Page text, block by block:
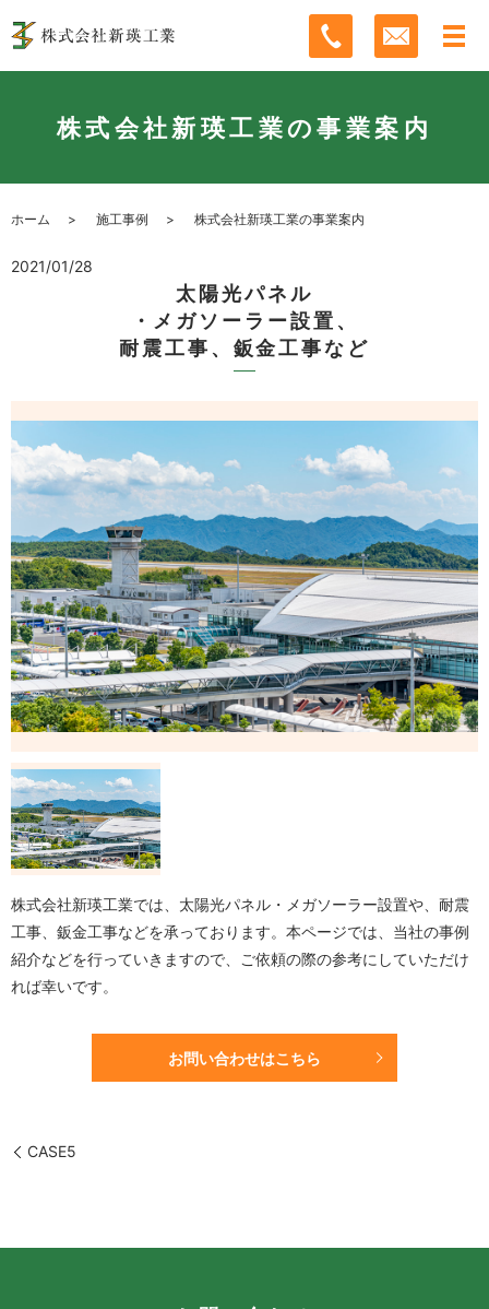
株式会社新瑛工業の事業案内
ホーム 施工事例 株式会社新瑛工業の事業案内
2021/01/28
太陽光パネル
・メガソーラー設置、
耐震工事、鈑金工事など
株式会社新瑛工業では、太陽光パネル・メガソーラー設置や、耐震
工事、鈑金工事などを承っております。本ページでは、当社の事例
紹介などを行っていきますので、ご依頼の際の参考にしていただけ
れば幸いです。
お問い合わせはこちら
CASE5